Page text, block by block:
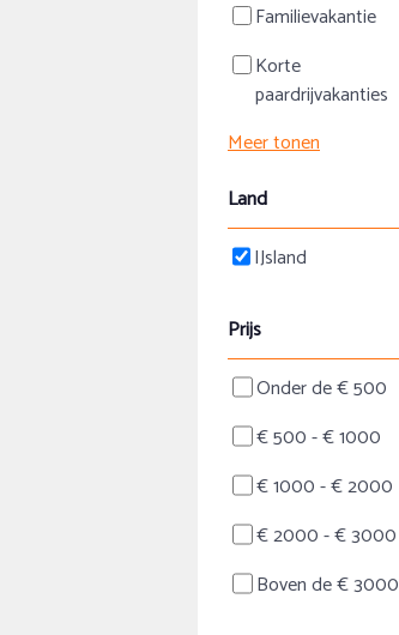
Prijs
Onder de € 500
€ 500 - € 1000
€ 1000 - € 2000
€ 2000 - € 3000
Boven de € 3000
Familievakantie
Korte
paardrijvakanties
Meer tonen
Land
IJsland